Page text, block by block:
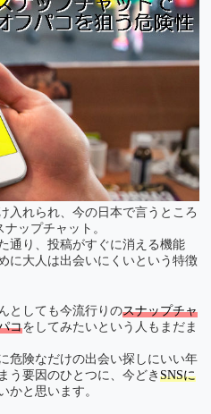
入れられ、今の日本で言うところ
ップチャット。
通り、投稿がすぐに消える機能
に大人は出会いにくいという特徴
としても今流行りのスナップチャ
コをしてみたいという人もまだま
危険なだけの出会い探しにいい年
う要因のひとつに、今どき SNSに
かと思います。